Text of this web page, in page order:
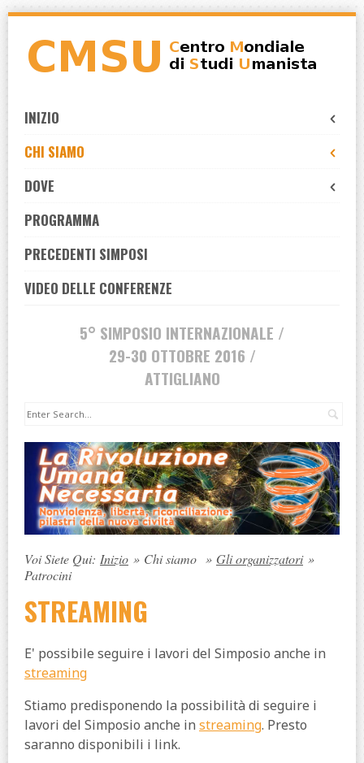
navigation
content
INIZIO
CHI SIAMO
DOVE
PROGRAMMA
PRECEDENTI SIMPOSI
VIDEO DELLE CONFERENZE
5° SIMPOSIO INTERNAZIONALE /
29-30 OTTOBRE 2016 /
ATTIGLIANO
Voi Siete Qui: Inizio » Chi siamo » Gli organizzatori »
Patrocini
STREAMING
E' possibile seguire i lavori del Simposio anche in
streaming
Stiamo predisponendo la possibilità di seguire i
lavori del Simposio anche in streaming. Presto
saranno disponibili i link.